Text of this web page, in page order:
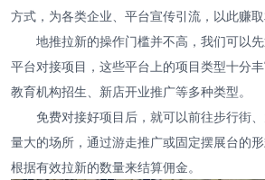
方式，为各类企业、平台宣传引流，以此赚取
地推拉新的操作门槛并不高，我们可以
平台对接项目，这些平台上的项目类型十分丰
教育机构招生、新店开业推广等多种类型。
免费对接好项目后，就可以前往步行街
量大的场所，通过游走推广或固定摆展台的
根据有效拉新的数量来结算佣金。